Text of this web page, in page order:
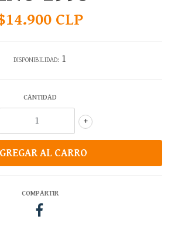
CLP
DISPONIBILIDAD: 1
CANTIDAD
+
COMPARTIR